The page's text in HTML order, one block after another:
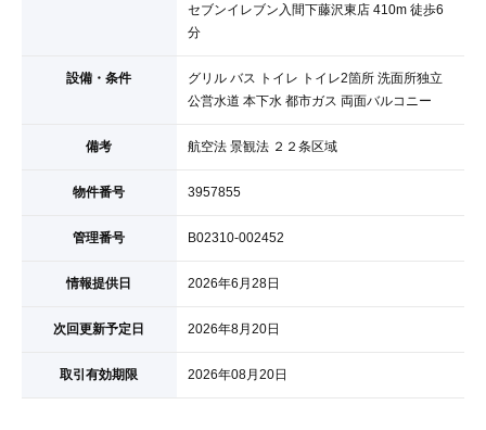
セブンイレブン入間下藤沢東店 410m 徒歩6
分
設備・条件
グリル バス トイレ トイレ2箇所 洗面所独立
公営水道 本下水 都市ガス 両面バルコニー
備考 航空法 景観法 ２２条区域
物件番号 3957855
管理番号 B02310-002452
情報提供日 2026年6月28日
次回更新予定日 2026年8月20日
取引有効期限 2026年08月20日